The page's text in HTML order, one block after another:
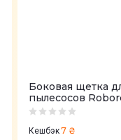
Боковая щетка
пылесосов
Series,
Кешбэк7 ₴